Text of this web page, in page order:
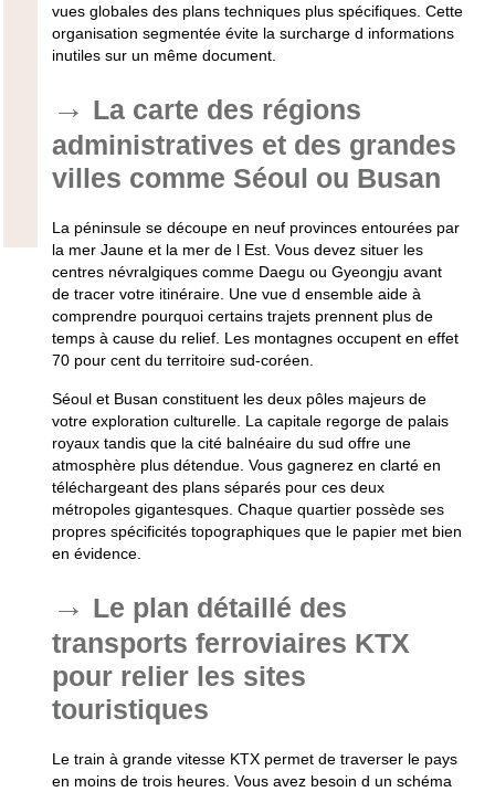
vues globales des plans techniques plus spécifiques. Cette
organisation segmentée évite la surcharge d informations
inutiles sur un même document.
La carte des régions
administratives et des grandes
villes comme Séoul ou Busan
La péninsule se découpe en neuf provinces entourées par
la mer Jaune et la mer de l Est. Vous devez situer les
centres névralgiques comme Daegu ou Gyeongju avant
de tracer votre itinéraire. Une vue d ensemble aide à
comprendre pourquoi certains trajets prennent plus de
temps à cause du relief. Les montagnes occupent en effet
70 pour cent du territoire sud-coréen.
Séoul et Busan constituent les deux pôles majeurs de
votre exploration culturelle. La capitale regorge de palais
royaux tandis que la cité balnéaire du sud offre une
atmosphère plus détendue. Vous gagnerez en clarté en
téléchargeant des plans séparés pour ces deux
métropoles gigantesques. Chaque quartier possède ses
propres spécificités topographiques que le papier met bien
en évidence.
Le plan détaillé des
transports ferroviaires KTX
pour relier les sites
touristiques
Le train à grande vitesse KTX permet de traverser le pays
en moins de trois heures. Vous avez besoin d un schéma